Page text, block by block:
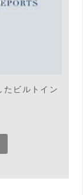
たビルトイン